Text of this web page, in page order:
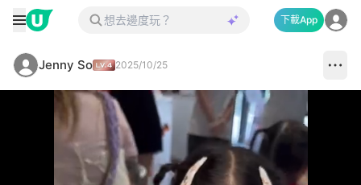
下載App
Jenny So 2025/10/25